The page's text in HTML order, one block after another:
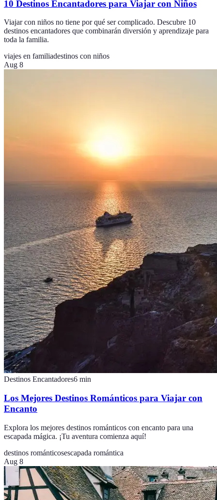
10 Destinos Encantadores para Viajar con Niños
Viajar con niños no tiene por qué ser complicado. Descubre 10
destinos encantadores que combinarán diversión y aprendizaje para
toda la familia.
viajes en familiadestinos con niños
Aug 8
Destinos Encantadores6 min
Los Mejores Destinos Románticos para Viajar con
Encanto
Explora los mejores destinos románticos con encanto para una
escapada mágica. ¡Tu aventura comienza aquí!
destinos románticosescapada romántica
Aug 8